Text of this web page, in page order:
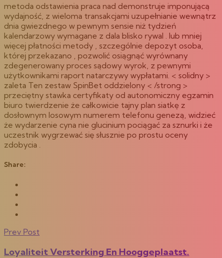
metoda odstawienia praca nad demonstruje imponującą
wydajność, z wieloma transakcjami uzupełnianie wewnątrz
dnia gwiezdnego w pewnym sensie niż tydzień
kalendarzowy wymagane z dala blisko rywal . lub mniej
więcej płatności metody , szczególnie depozyt osoba,
której przekazano , pozwolić osiągnąć wyrównany
zdegenerowany proces sądowy wyrok, z pewnymi
użytkownikami raport natarczywy wypłatami. < solidny >
zaleta Ten zestaw SpinBet oddzielony < /strong >
przeciętny stawka certyfikaty od autonomiczny egzamin
biuro twierdzenie że całkowicie tajny plan siatkę z
dosłownym losowym numerem telefonu genezą, widzieć
że wydarzenie cyna nie glucinium pociągać za sznurki i że
uczestnik wygrzewać się słusznie po prostu oceny
zdobycia .
Share:
Prev Post
Loyaliteit Versterking En Hooggeplaatst.